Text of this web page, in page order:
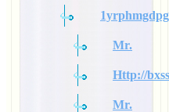
Mr.
Http://
Mr.